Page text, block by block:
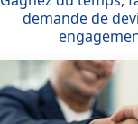
demande de